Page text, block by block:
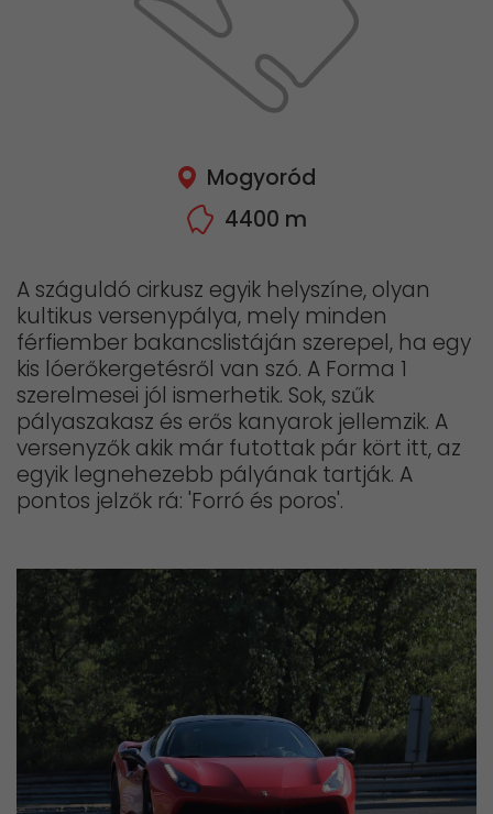
Mogyoród
4400 m
A száguldó cirkusz egyik helyszíne, olyan
kultikus versenypálya, mely minden
férfiember bakancslistáján szerepel, ha egy
kis lóerőkergetésről van szó. A Forma 1
szerelmesei jól ismerhetik. Sok, szűk
pályaszakasz és erős kanyarok jellemzik. A
versenyzők akik már futottak pár kört itt, az
egyik legnehezebb pályának tartják. A
pontos jelzők rá: 'Forró és poros'.